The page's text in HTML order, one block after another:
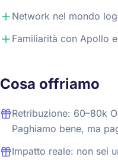
Network nel mondo
Familiarità con Apollo
Cosa offriamo
Retribuzione: 60–80k
Paghiamo bene, ma
Impatto reale: non sei